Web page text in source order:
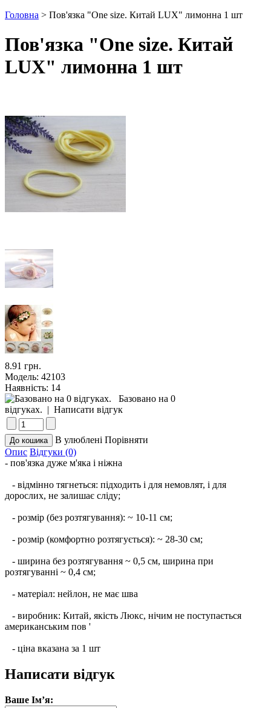
Головна > Пов'язка "One size. Китай LUX" лимонна 1 шт
Пов'язка "One size. Китай
LUX" лимонна 1 шт
8.91 грн.
Модель: 42103
Наявність: 14
Базовано на 0
відгуках. | Написати відгук
В улюблені Порівняти
Опис Відгуки (0)
- пов'язка дуже м'яка і ніжна
- відмінно тягнеться: підходить і для немовлят, і для
дорослих, не залишає сліду;
- розмір (без розтягування): ~ 10-11 см;
- розмір (комфортно розтягується): ~ 28-30 см;
- ширина без розтягування ~ 0,5 см, ширина при
розтягуванні ~ 0,4 см;
- матеріал: нейлон, не має шва
- виробник: Китай, якість Люкс, нічим не поступається
американським пов '
- ціна вказана за 1 шт
Написати відгук
Ваше Ім’я: